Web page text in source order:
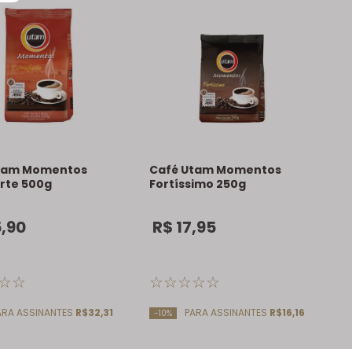
Momentos
500g
,90
☆
ASSINANTES R$32,31
Café Utam Momentos
Fortíssimo 250g
R$ 17,95
☆☆☆☆☆
-10% PARA ASSINANTES R$16,16